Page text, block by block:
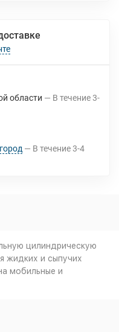
области В течение3-
В течение3-4
цилиндрическую
жидких и сыпучих
мобильные и